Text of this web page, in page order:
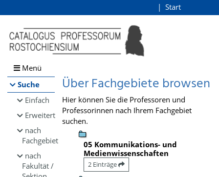
Browsen
direkt zum Inhalt
Start
Menü
Suche
Einfach
Erweitert
nach
Fachgebiet
nach
Fakultät /
Über Fachgebiete browsen
Hier können Sie die Professoren und
Professorinnen nach Ihrem Fachgebiet
suchen.
05 Kommunikations- und
Medienwissenschaften
2 Einträge